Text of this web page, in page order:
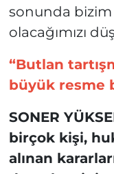
sonunda bizim
olacağımızı
“Butlan
büyük resme
SONER
birçok kişi,
alınan